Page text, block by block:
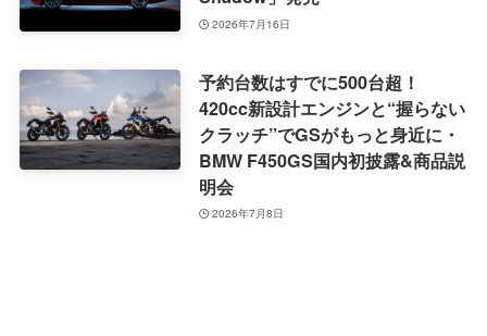
2026年7月16日
予約台数はすでに500台超！
420cc新設計エンジンと“握らない
クラッチ”でGSがもっと身近に・
BMW F450GS国内初披露&商品説
明会
2026年7月8日